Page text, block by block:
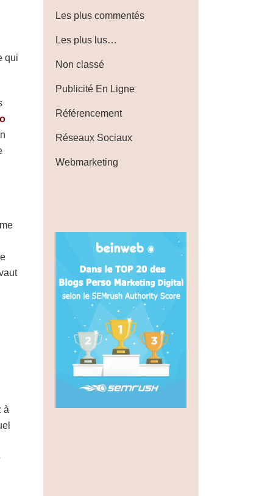
qui
à
Les plus commentés
Les plus lus…
Non classé
Publicité En Ligne
Référencement
Réseaux Sociaux
Webmarketing